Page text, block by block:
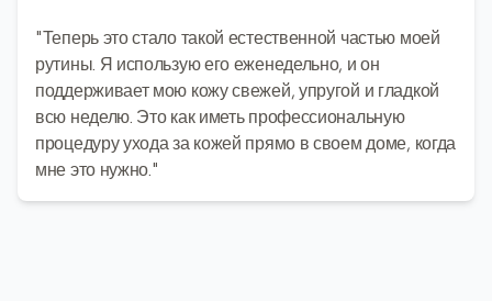
"Теперь это стало такой естественной частью моей
рутины. Я использую его еженедельно, и он
поддерживает мою кожу свежей, упругой и гладкой
всю неделю. Это как иметь профессиональную
процедуру ухода за кожей прямо в своем доме, когда
мне это нужно."